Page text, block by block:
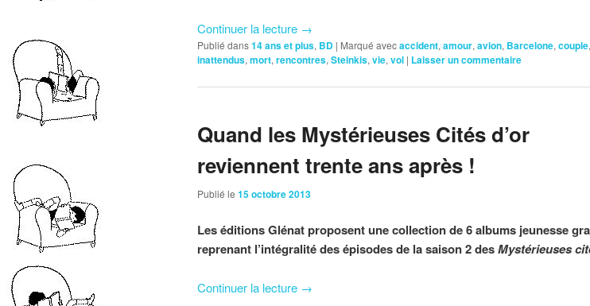
Continuer la lecture →
Publié dans14 ans et plus, BD | Marqué avecaccident, amour, avion, Barcelone, couple,
inattendus, mort, rencontres, Steinkis, vie, vol | Laisser un commentaire
Quand les Mystérieuses Cités d’or
reviennent trente ans après !
Publié le 15 octobre 2013
Les éditions Glénat proposent une collection de 6 albums jeunesse
reprenant l’intégralité des épisodes de la saison 2 desMystérieuses
Continuer la lecture →